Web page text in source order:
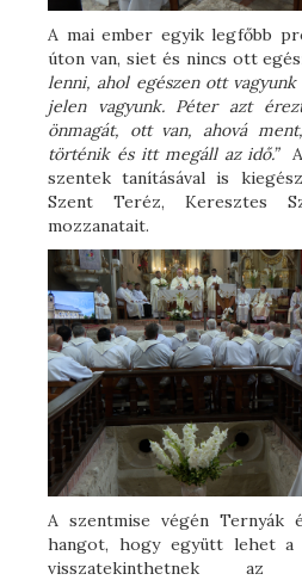
A mai ember egyik legfőbb
úton van, siet és nincs ott
lenni, ahol egészen ott
jelen vagyunk. Péter azt
önmagát, ott van, ahová
történik és itt megáll az idő.”
szentek tanításával is
Szent Teréz, Keresztes
mozzanatait.
A szentmise végén Ternyák
hangot, hogy együtt lehet a
visszatekinthetnek az